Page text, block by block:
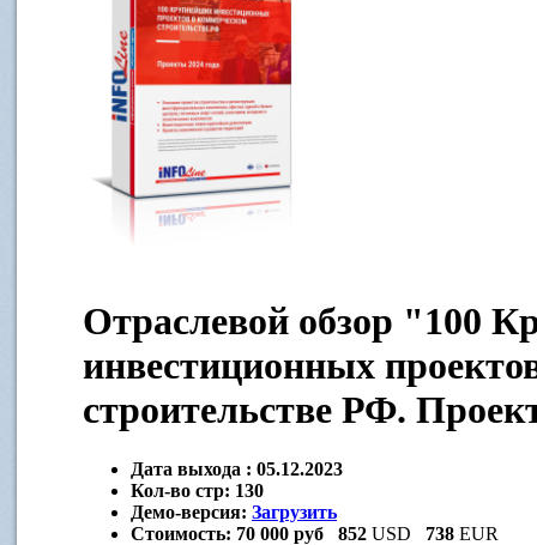
Отраслевой обзор "100
инвестиционных
строительстве РФ.
Дата выхода : 05.12.2023
Кол-во стр: 130
Демо-версия: Загрузить
Стоимость: 70 000 руб 852 USD 738 EUR